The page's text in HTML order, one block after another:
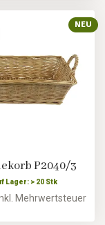
NEU
P2040/3
Lager: > 20 Stk
Mehrwertsteuer